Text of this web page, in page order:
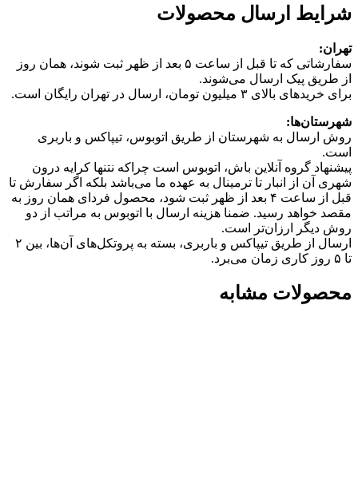
شرایط ارسال محصولات
تهران:
سفارشاتی که تا قبل از ساعت ۵ بعد از ظهر ثبت شوند، همان روز
از طریق پیک ارسال می‌شوند.
برای خریدهای بالای ۳ میلیون تومان، ارسال در تهران رایگان است.
شهرستان‌ها:
روش ارسال به شهرستان از طریق اتوبوس، تیپاکس و باربری
است.
پیشنهاد گروه آنلاین باش، اتوبوس است چرا‌که نتنها کرایه درون
شهری آن از انبار تا ترمینال به عهده ما می‌باشد بلکه اگر سفارش تا
قبل از ساعت ۴ بعد از ظهر ثبت شود، محصول فردای همان روز به
مقصد خواهد رسید. ضمنا هزینه ارسال با اتوبوس به مراتب از دو
روش دیگر ارزان‌تر است.
ارسال از طریق تیپاکس و باربری، بسته به پروتکل‌های آن‌ها، بین ۲
تا ۵ روز کاری زمان می‌برد.
محصولات مشابه